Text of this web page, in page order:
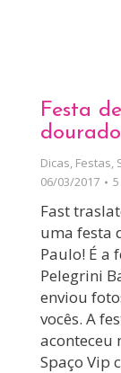
Festa
Dicas, Festas,
06/03/2017
Fast
uma festa
Paulo! É a
Pelegrini
enviou
vocês. A
aconteceu
Spaço Vip